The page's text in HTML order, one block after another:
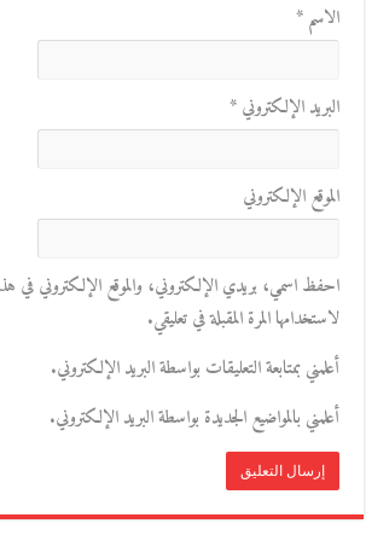
الاسم*
البريد الإلكتروني*
الموقع الإلكتروني
احفظ اسمي، بريدي الإلكتروني، والموقع الإلكتروني في
لاستخدامها المرة المقبلة في تعليقي.
أعلمني بمتابعة التعليقات بواسطة البريد الإلكتروني.
أعلمني بالمواضيع الجديدة بواسطة البريد الإلكتروني.